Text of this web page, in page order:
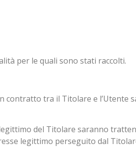
per le quali sono stati raccolti.
contratto tra il Titolare e
del Titolare saranno
legittimo perseguito dal